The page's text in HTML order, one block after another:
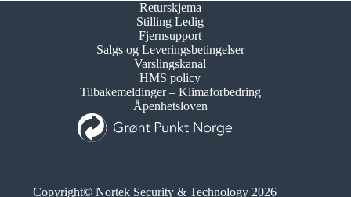
Returskjema
Stilling Ledig
Fjernsupport
Salgs og Leveringsbetingelser
Varslingskanal
HMS policy
Tilbakemeldinger – Klimaforbedring
Åpenhetsloven
Copyright© Nortek Security & Technology 2026